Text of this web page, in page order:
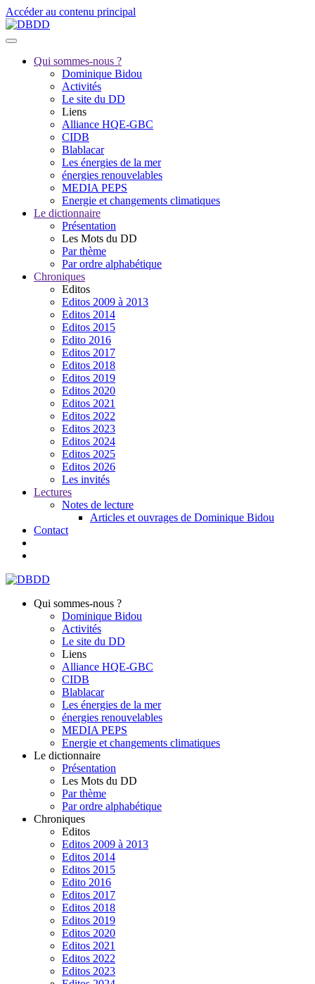
Accéder au contenu principal
Qui sommes-nous ?
Dominique Bidou
Activités
Le site du DD
Liens
Alliance HQE-GBC
CIDB
Blablacar
Les énergies de la mer
énergies renouvelables
MEDIA PEPS
Energie et changements climatiques
Le dictionnaire
Présentation
Les Mots du DD
Par thème
Par ordre alphabétique
Chroniques
Editos
Editos 2009 à 2013
Editos 2014
Editos 2015
Edito 2016
Editos 2017
Editos 2018
Editos 2019
Editos 2020
Editos 2021
Editos 2022
Editos 2023
Editos 2024
Editos 2025
Editos 2026
Les invités
Lectures
Notes de lecture
Articles et ouvrages de Dominique Bidou
Contact
Qui sommes-nous ?
Dominique Bidou
Activités
Le site du DD
Liens
Alliance HQE-GBC
CIDB
Blablacar
Les énergies de la mer
énergies renouvelables
MEDIA PEPS
Energie et changements climatiques
Le dictionnaire
Présentation
Les Mots du DD
Par thème
Par ordre alphabétique
Chroniques
Editos
Editos 2009 à 2013
Editos 2014
Editos 2015
Edito 2016
Editos 2017
Editos 2018
Editos 2019
Editos 2020
Editos 2021
Editos 2022
Editos 2023